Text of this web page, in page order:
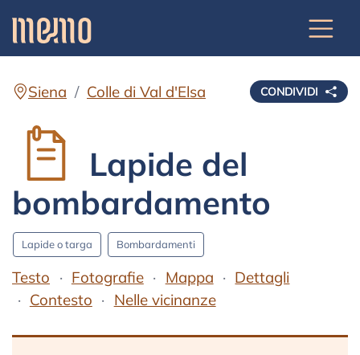
CONDIVIDI
Siena Colle di Val d'Elsa
Lapide del
bombardamento
Lapide o targa Bombardamenti
Testo Fotografie Mappa
Dettagli
Contesto
Nelle vicinanze